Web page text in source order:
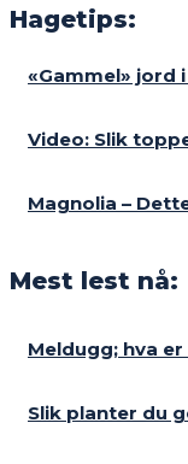
Hagetips:
«Gammel» jord
Video: Slik
Magnolia –
Mest lest nå:
Meldugg; hva
Slik planter du